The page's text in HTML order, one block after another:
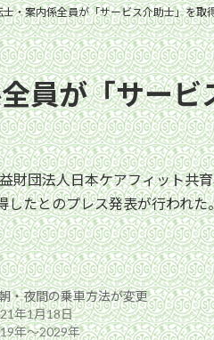
・案内係全員が「サービス介助士」を取
員が「サービ
財団法人日本ケアフィット共
したとのプレス発表が行われた
・夜間の乗車方法が変更
年1月18日
年〜2029年